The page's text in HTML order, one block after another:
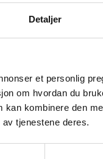
Detaljer
et personlig
om hvordan du
kombinere den
tjenestene deres.
sikkerhetskultur